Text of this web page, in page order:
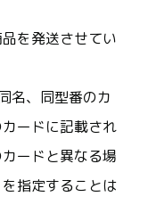
を発送させてい
名、同型番のカ
ードに記載され
ードと異なる場
指定することは